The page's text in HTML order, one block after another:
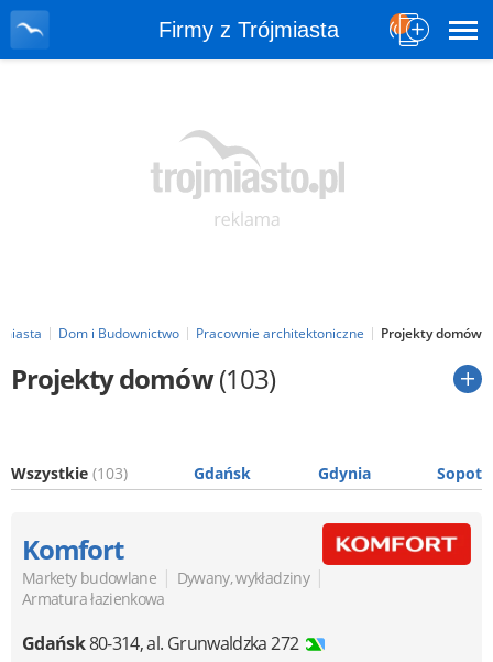
Firmy z Trójmiasta
Dom i Budownictwo Pracownie architektoniczne Projekty domów
Projekty domów(103)
Wszystkie (103) Gdańsk Gdynia Sopot
Komfort
Markety budowlane | Dywany, wykładziny |
Armatura łazienkowa
Gdańsk80-314,al. Grunwaldzka 272